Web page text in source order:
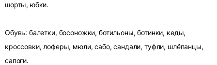
шорты, юбки.
Обувь: балетки, босоножки, ботильоны, ботинки, кеды,
кроссовки, лоферы, мюли, сабо, сандали, туфли, шлёпанцы,
сапоги.